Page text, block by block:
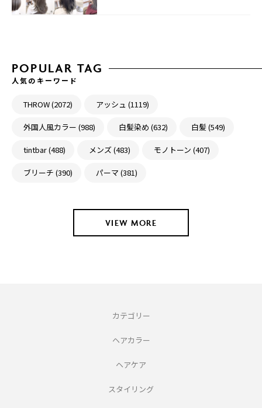
POPULAR TAG
人気のキーワード
THROW (2072) アッシュ (1119)
外国人風カラー (988) 白髪染め (632) 白髪 (549)
tintbar (488) メンズ (483) モノトーン (407)
ブリーチ (390) パーマ (381)
VIEW MORE
カテゴリー
ヘアカラー
ヘアケア
スタイリング